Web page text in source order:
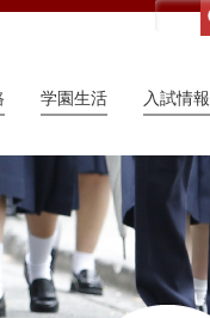
学園生活 入試情報